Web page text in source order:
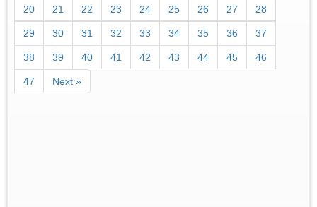
20 21 22 23 24 25 26 27 28
29 30 31 32 33 34 35 36 37
38 39 40 41 42 43 44 45 46
47 Next »